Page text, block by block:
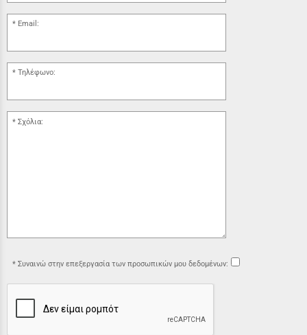
Email:
Τηλέφωνο:
Σχόλια:
Συναινώ στην επεξεργασία των προσωπικών μου δεδομένων: